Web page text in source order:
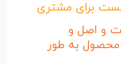
برای مشتری
و اصل و
به طور